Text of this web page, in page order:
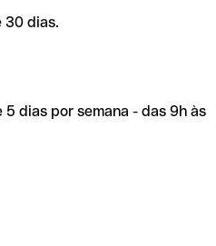
30 dias.
dias por semana - das 9h às